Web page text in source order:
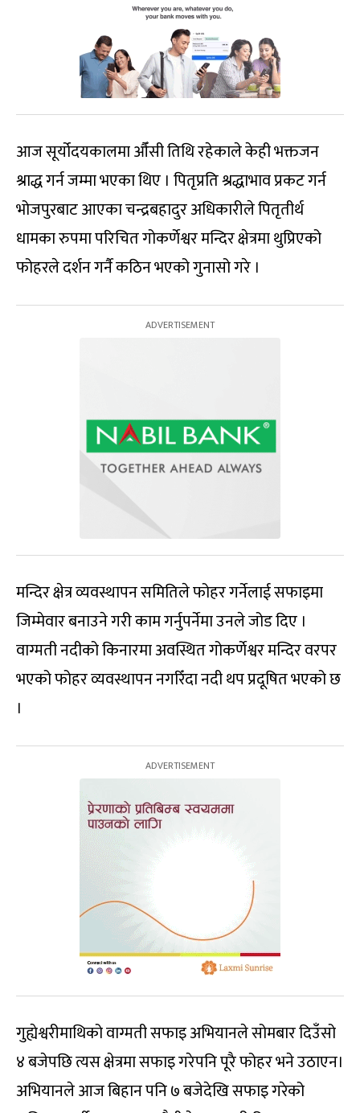
आज सूर्योदयकालमा औँसी तिथि रहेकाले केही भक्तजन
श्राद्ध गर्न जम्मा भएका थिए । पितृप्रति श्रद्धाभाव प्रकट गर्न
भोजपुरबाट आएका चन्द्रबहादुर अधिकारीले पितृतीर्थ
धामका रुपमा परिचित गोकर्णेश्वर मन्दिर क्षेत्रमा थुप्रिएको
फोहरले दर्शन गर्नै कठिन भएको गुनासो गरे ।
मन्दिर क्षेत्र व्यवस्थापन समितिले फोहर गर्नेलाई सफाइमा
जिम्मेवार बनाउने गरी काम गर्नुपर्नेमा उनले जोड दिए ।
वाग्मती नदीको किनारमा अवस्थित गोकर्णेश्वर मन्दिर वरपर
भएको फोहर व्यवस्थापन नगरिँदा नदी थप प्रदूषित भएको छ
।
गुह्येश्वरीमाथिको वाग्मती सफाइ अभियानले सोमबार दिउँसो
४ बजेपछि त्यस क्षेत्रमा सफाइ गरेपनि पूरै फोहर भने उठाएन।
अभियानले आज बिहान पनि ७ बजेदेखि सफाइ गरेको